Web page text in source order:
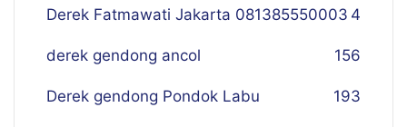
Derek Fatmawati Jakarta 081385550003 4
derek gendong ancol 156
Derek gendong Pondok Labu 193